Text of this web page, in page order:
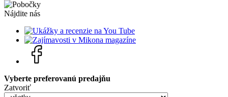
Nájdite nás
Vyberte preferovanú predajňu
Zatvoriť